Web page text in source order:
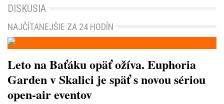
DISKUSIA
NAJČÍTANEJŠIE ZA 24 HODÍN
Leto na Baťáku opäť ožíva. Euphoria
Garden v Skalici je späť s novou sériou
open-air eventov